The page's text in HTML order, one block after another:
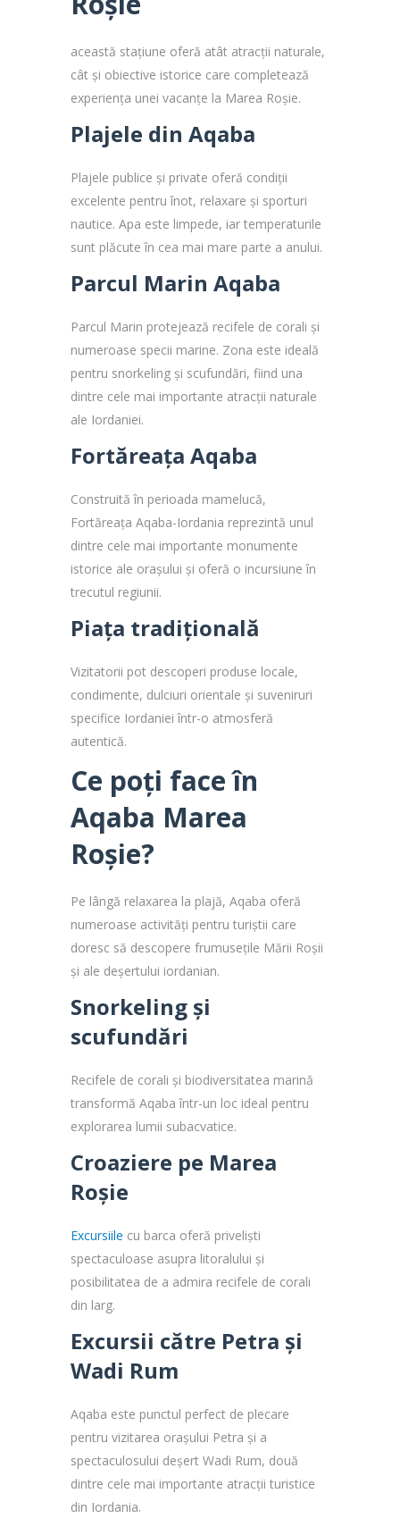
această staţiune oferă atât atracții naturale,
cât și obiective istorice care completează
experiența unei vacanțe la Marea Roșie.
Plajele din Aqaba
Plajele publice și private oferă condiții
excelente pentru înot, relaxare și sporturi
nautice. Apa este limpede, iar temperaturile
sunt plăcute în cea mai mare parte a anului.
Parcul Marin Aqaba
Parcul Marin protejează recifele de corali și
numeroase specii marine. Zona este ideală
pentru snorkeling și scufundări, fiind una
dintre cele mai importante atracții naturale
ale Iordaniei.
Fortăreața Aqaba
Construită în perioada mamelucă,
Fortăreața Aqaba-Iordania reprezintă unul
dintre cele mai importante monumente
istorice ale orașului și oferă o incursiune în
trecutul regiunii.
Piața tradițională
Vizitatorii pot descoperi produse locale,
condimente, dulciuri orientale și suveniruri
specifice Iordaniei într-o atmosferă
autentică.
Ce poți face în
Aqaba Marea
Roșie?
Pe lângă relaxarea la plajă, Aqaba oferă
numeroase activități pentru turiștii care
doresc să descopere frumusețile Mării Roșii
și ale deșertului iordanian.
Snorkeling și
scufundări
Recifele de corali și biodiversitatea marină
transformă Aqaba într-un loc ideal pentru
explorarea lumii subacvatice.
Croaziere pe Marea
Roșie
Excursiile cu barca oferă priveliști
spectaculoase asupra litoralului și
posibilitatea de a admira recifele de corali
din larg.
Excursii către Petra și
Wadi Rum
Aqaba este punctul perfect de plecare
pentru vizitarea orașului Petra și a
spectaculosului deșert Wadi Rum, două
dintre cele mai importante atracții turistice
din Iordania.